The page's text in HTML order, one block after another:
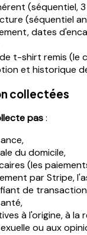
(séquentiel,
(séquentiel
dates
t-shirt remis (le
et historique
collectées
pas:
du domicile,
(les
par Stripe,
de
à l'origine, à la
ou aux